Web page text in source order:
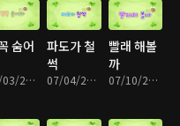
숨어
07/03/2012 • 15분
파도가 철
썩
07/04/2012 • 14분
빨래 해볼
까
07/10/2012 • 15분